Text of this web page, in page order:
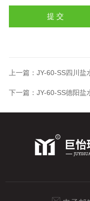
上一篇： JY-60-SS四川盐
下一篇： JY-60-SS德阳盐